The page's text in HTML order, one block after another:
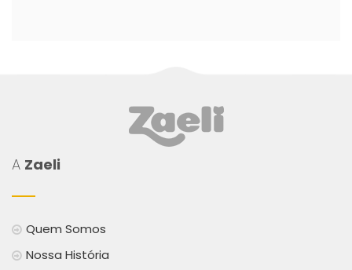
A Zaeli
Quem Somos
Nossa História